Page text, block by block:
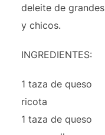
deleite de grandes
y chicos.
INGREDIENTES:
1 taza de queso
ricota
1 taza de queso